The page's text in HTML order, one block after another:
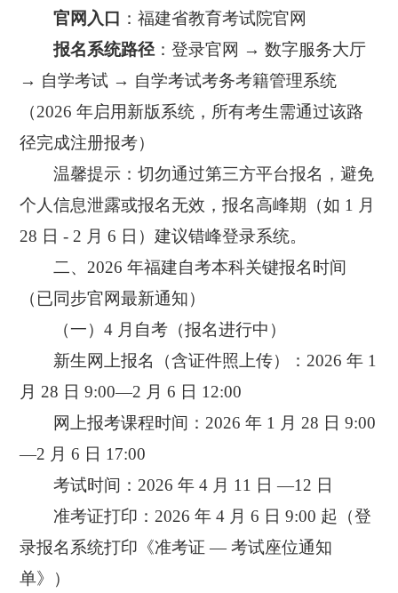
官网入口 ：福建省教育考试院官网
报名系统路径 ：登录官网 → 数字服务大厅
→ 自学考试 → 自学考试考务考籍管理系统
（2026 年启用新版系统，所有考生需通过该路
径完成注册报考）
温馨提示：切勿通过第三方平台报名，避免
个人信息泄露或报名无效，报名高峰期（如 1 月
28 日 - 2 月 6 日）建议错峰登录系统。
二、2026 年福建自考本科关键报名时间
（已同步官网最新通知）
（一）4 月自考（报名进行中）
新生网上报名（含证件照上传）：2026 年 1
月 28 日 9:00—2 月 6 日 12:00
网上报考课程时间：2026 年 1 月 28 日 9:00
—2 月 6 日 17:00
考试时间：2026 年 4 月 11 日 —12 日
准考证打印：2026 年 4 月 6 日 9:00 起（登
录报名系统打印《准考证 — 考试座位通知
单》）